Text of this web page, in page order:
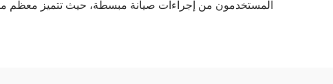
المستخدمون من إجراءات صيانة مبسطة، حيث تتميز معظم